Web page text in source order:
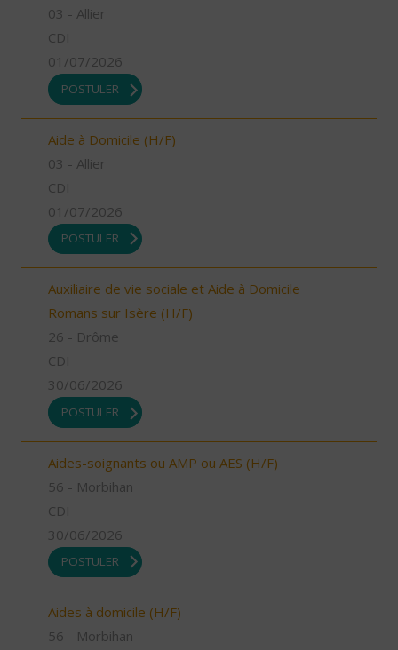
03 - Allier
CDI
01/07/2026
POSTULER
Aide à Domicile (H/F)
03 - Allier
CDI
01/07/2026
POSTULER
Auxiliaire de vie sociale et Aide à Domicile
Romans sur Isère (H/F)
26 - Drôme
CDI
30/06/2026
POSTULER
Aides-soignants ou AMP ou AES (H/F)
56 - Morbihan
CDI
30/06/2026
POSTULER
Aides à domicile (H/F)
56 - Morbihan